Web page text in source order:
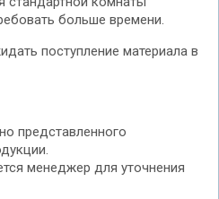
больше времени.
поступление материала в
представленного
менеджер для уточнения